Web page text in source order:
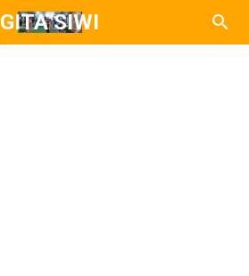
GITA SIWI